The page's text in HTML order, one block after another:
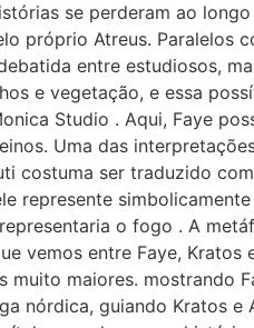
se perderam ao
próprio Atreus. Paralelos
entre estudiosos,
e vegetação, e essa
Studio . Aqui, Faye
Uma das
costuma ser traduzido
represente
o fogo . A
vemos entre Faye, Kratos
maiores. mostrando
nórdica, guiando Kratos